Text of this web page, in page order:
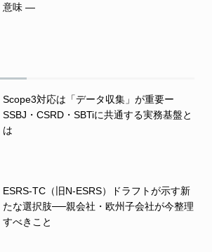
意味 ―
Scope3対応は「データ収集」が重要ー
SSBJ・CSRD・SBTiに共通する実務基盤と
は
ESRS-TC（旧N-ESRS）ドラフトが示す新
たな選択肢──親会社・欧州子会社が今整理
すべきこと